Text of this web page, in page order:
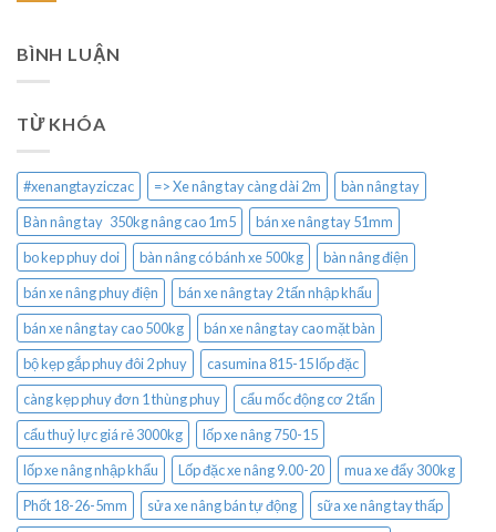
BÌNH LUẬN
TỪ KHÓA
#xenangtayziczac => Xe nâng tay càng dài 2m
bàn nâng tay
Bàn nâng tay 350kg nâng cao 1m5
bán xe nâng tay 51mm
bo kep phuy doi
bàn nâng có bánh xe 500kg
bàn nâng điện
bán xe nâng phuy điện
bán xe nâng tay 2 tấn nhập khẩu
bán xe nâng tay cao 500kg
bán xe nâng tay cao mặt bàn
bộ kẹp gắp phuy đôi 2 phuy
casumina 815-15 lốp đặc
càng kẹp phuy đơn 1 thùng phuy
cẩu mốc động cơ 2 tấn
cẩu thuỷ lực giá rẻ 3000kg
lốp xe nâng 750-15
lốp xe nâng nhập khẩu
Lốp đặc xe nâng 9.00-20
mua xe đẩy 300kg
Phốt 18-26-5mm
sửa xe nâng bán tự động
sữa xe nâng tay thấp